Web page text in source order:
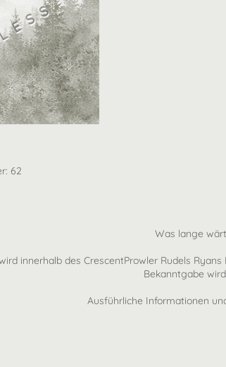
62
Was lange
innerhalb des CrescentProwler Rudels
Bekanntgabe
Ausführliche Informationen